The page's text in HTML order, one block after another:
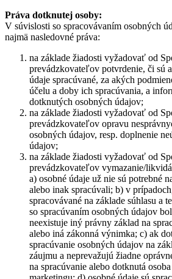
Práva dotknutej osoby:
V súvislosti so spracovávaním osobných
najmä nasledovné práva:
na základe žiadosti vyžadovať od
prevádzkovateľov potvrdenie, či sú
údaje spracúvané, za akých
účelu a doby ich spracúvania, a
dotknutých osobných údajov;
na základe žiadosti vyžadovať od
prevádzkovateľov opravu
osobných údajov, resp. doplnenie
údajov;
na základe žiadosti vyžadovať od
prevádzkovateľov vymazanie/
a) osobné údaje už nie sú potrebné
alebo inak spracúvali; b) v
spracovávané na základe súhlasu a
so spracúvaním osobných údajov
neexistuje iný právny základ na
alebo iná zákonná výnimka; c) ak
spracúvanie osobných údajov na
záujmu a neprevažujú žiadne
na spracúvanie alebo dotknutá